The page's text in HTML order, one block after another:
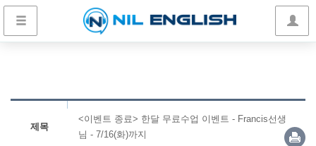
제목
<이벤트 종료> 한달 무료수업 이벤트 - Francis선생
님 - 7/16(화)까지